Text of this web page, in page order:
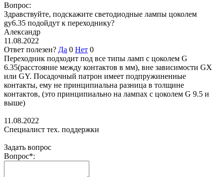
Вопрос:
Здравствуйте, подскажите светодиодные лампы цоколем
gy6.35 подойдут к переходнику?
Александр
11.08.2022
Ответ полезен? Да 0 Нет 0
Переходник подходит под все типы ламп с цоколем G
6.35(расстояние между контактов в мм), вне зависимости GX
или GY. Посадочный патрон имеет подпружиненные
контакты, ему не принципиальна разница в толщине
контактов, (это принципиально на лампах с цоколем G 9.5 и
выше)
11.08.2022
Специалист тех. поддержки
Задать вопрос
Вопрос*: